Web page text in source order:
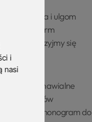
i
nasi
wsparcia i ulgom
form
Przyjrzyjmy się
w odnawialne
85% kosztów
harmonogram do